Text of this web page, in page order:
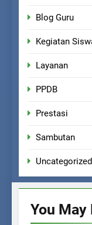
Blog Guru
Kegiatan
Layanan
PPDB
Prestasi
Sambutan
Uncategorized
You May